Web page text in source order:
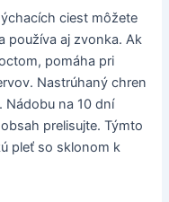
ciest môžete
používa aj zvonka. Ak
pomáha pri
Nastrúhaný chren
Nádobu na 10 dní
prelisujte. Týmto
pleť so sklonom k